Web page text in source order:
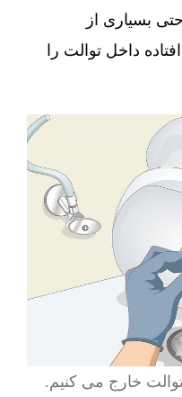
بسیاری از
داخل توالت را
خارج می کنیم.